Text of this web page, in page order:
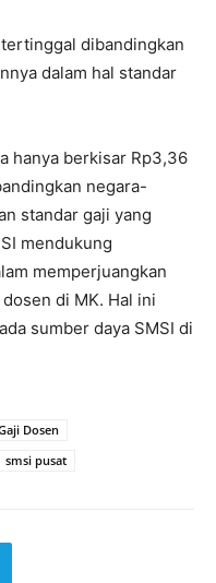
dibandingkan
dalam hal standar
hanya berkisar Rp3,36
negara-
standar gaji yang
mendukung
memperjuangkan
di MK. Hal ini
sumber daya SMSI di
Dosen
smsi pusat